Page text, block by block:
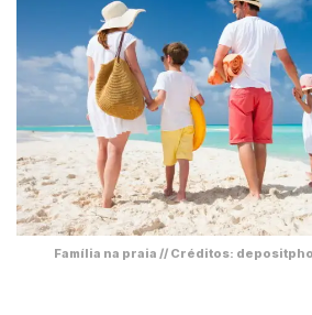
Família na praia // Créditos: